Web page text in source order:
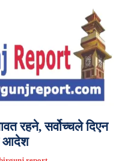
रहने, सर्वोच्चले दिएन
आदेश